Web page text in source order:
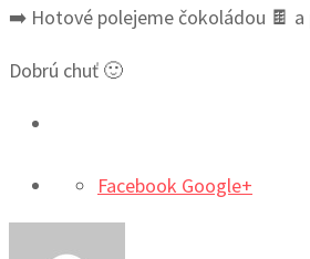
➡️ Hotové polejeme čokoládou 🍫 a
Dobrú chuť 🙂
Facebook Google+